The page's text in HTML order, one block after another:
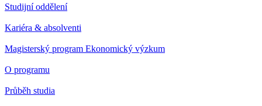
Studijní oddělení
Kariéra & absolventi
Magisterský program Ekonomický výzkum
O programu
Průběh studia